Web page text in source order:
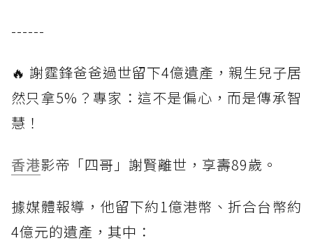
------
🔥 謝霆鋒爸爸過世留下4億遺產，親生兒子居
然只拿5%？專家：這不是偏心，而是傳承智
慧！
香港影帝「四哥」謝賢離世，享壽89歲。
據媒體報導，他留下約1億港幣、折合台幣約
4億元的遺產，其中：